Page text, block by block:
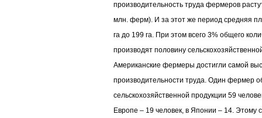
производительность труда фермеров
млн. ферм). И за этот же период средняя
га до 199 га. При этом всего 3% общего
производят половину
Американские фермеры достигли самой
производительности труда. Один фермер
сельскохозяйственной продукции 59
Европе – 19 человек, в Японии – 14. Этому